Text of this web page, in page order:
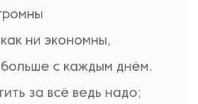
ни экономны,
с каждым днём.
за всё ведь надо;